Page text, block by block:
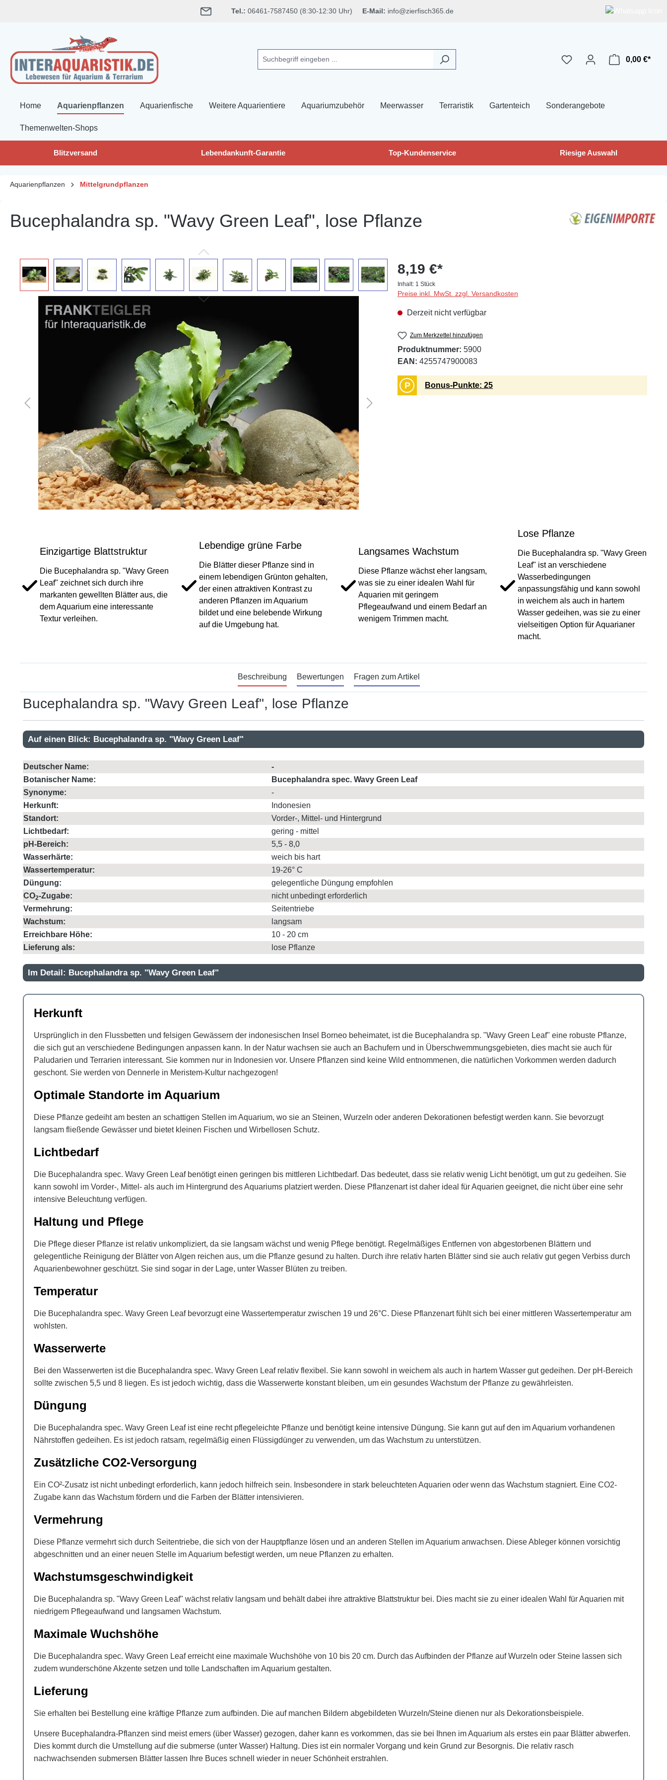
Tel.: 06461-7587450 (8:30-12:30 Uhr) E-Mail: info@zierfisch365.de
0,00 €*
Home Aquarienpflanzen Aquarienfische Weitere Aquarientiere Aquariumzubehör Meerwasser Terraristik Gartenteich Sonderangebote
Themenwelten-Shops
Blitzversand Lebendankunft-Garantie Top-Kundenservice Riesige Auswahl
Aquarienpflanzen Mittelgrundpflanzen
Bucephalandra sp. "Wavy Green Leaf", lose Pflanze
8,19 €*
Inhalt: 1 Stück
Preise inkl. MwSt. zzgl. Versandkosten
Derzeit nicht verfügbar
Zum Merkzettel hinzufügen
Produktnummer: 5900
EAN: 4255747900083
P Bonus-Punkte: 25
Einzigartige Blattstruktur
Die Bucephalandra sp. "Wavy Green
Leaf" zeichnet sich durch ihre
markanten gewellten Blätter aus, die
dem Aquarium eine interessante
Textur verleihen.
Lebendige grüne Farbe
Die Blätter dieser Pflanze sind in
einem lebendigen Grünton gehalten,
der einen attraktiven Kontrast zu
anderen Pflanzen im Aquarium
bildet und eine belebende Wirkung
auf die Umgebung hat.
Langsames Wachstum
Diese Pflanze wächst eher langsam,
was sie zu einer idealen Wahl für
Aquarien mit geringem
Pflegeaufwand und einem Bedarf an
wenigem Trimmen macht.
Lose Pflanze
Die Bucephalandra sp. "Wavy Green
Leaf" ist an verschiedene
Wasserbedingungen
anpassungsfähig und kann sowohl
in weichem als auch in hartem
Wasser gedeihen, was sie zu einer
vielseitigen Option für Aquarianer
macht.
Beschreibung Bewertungen Fragen zum Artikel
Bucephalandra sp. "Wavy Green Leaf", lose Pflanze
Auf einen Blick: Bucephalandra sp. "Wavy Green Leaf"
Deutscher Name:
-
Botanischer Name:
Bucephalandra spec. Wavy Green Leaf
Synonyme:
-
Herkunft:
Indonesien
Standort:
Vorder-, Mittel- und Hintergrund
Lichtbedarf:
gering - mittel
pH-Bereich:
5,5 - 8,0
Wasserhärte:
weich bis hart
Wassertemperatur:
19-26° C
Düngung:
gelegentliche Düngung empfohlen
CO2-Zugabe:
nicht unbedingt erforderlich
Vermehrung:
Seitentriebe
Wachstum:
langsam
Erreichbare Höhe:
10 - 20 cm
Lieferung als:
lose Pflanze
Im Detail: Bucephalandra sp. "Wavy Green Leaf"
Herkunft
Ursprünglich in den Flussbetten und felsigen Gewässern der indonesischen Insel Borneo beheimatet, ist die Bucephalandra sp. "Wavy Green Leaf" eine robuste Pflanze,
die sich gut an verschiedene Bedingungen anpassen kann. In der Natur wachsen sie auch an Bachufern und in Überschwemmungsgebieten, dies macht sie auch für
Paludarien und Terrarien interessant. Sie kommen nur in Indonesien vor. Unsere Pflanzen sind keine Wild entnommenen, die natürlichen Vorkommen werden dadurch
geschont. Sie werden von Dennerle in Meristem-Kultur nachgezogen!
Optimale Standorte im Aquarium
Diese Pflanze gedeiht am besten an schattigen Stellen im Aquarium, wo sie an Steinen, Wurzeln oder anderen Dekorationen befestigt werden kann. Sie bevorzugt
langsam fließende Gewässer und bietet kleinen Fischen und Wirbellosen Schutz.
Lichtbedarf
Die Bucephalandra spec. Wavy Green Leaf benötigt einen geringen bis mittleren Lichtbedarf. Das bedeutet, dass sie relativ wenig Licht benötigt, um gut zu gedeihen. Sie
kann sowohl im Vorder-, Mittel- als auch im Hintergrund des Aquariums platziert werden. Diese Pflanzenart ist daher ideal für Aquarien geeignet, die nicht über eine sehr
intensive Beleuchtung verfügen.
Haltung und Pflege
Die Pflege dieser Pflanze ist relativ unkompliziert, da sie langsam wächst und wenig Pflege benötigt. Regelmäßiges Entfernen von abgestorbenen Blättern und
gelegentliche Reinigung der Blätter von Algen reichen aus, um die Pflanze gesund zu halten. Durch ihre relativ harten Blätter sind sie auch relativ gut gegen Verbiss durch
Aquarienbewohner geschützt. Sie sind sogar in der Lage, unter Wasser Blüten zu treiben.
Temperatur
Die Bucephalandra spec. Wavy Green Leaf bevorzugt eine Wassertemperatur zwischen 19 und 26°C. Diese Pflanzenart fühlt sich bei einer mittleren Wassertemperatur am
wohlsten.
Wasserwerte
Bei den Wasserwerten ist die Bucephalandra spec. Wavy Green Leaf relativ flexibel. Sie kann sowohl in weichem als auch in hartem Wasser gut gedeihen. Der pH-Bereich
sollte zwischen 5,5 und 8 liegen. Es ist jedoch wichtig, dass die Wasserwerte konstant bleiben, um ein gesundes Wachstum der Pflanze zu gewährleisten.
Düngung
Die Bucephalandra spec. Wavy Green Leaf ist eine recht pflegeleichte Pflanze und benötigt keine intensive Düngung. Sie kann gut auf den im Aquarium vorhandenen
Nährstoffen gedeihen. Es ist jedoch ratsam, regelmäßig einen Flüssigdünger zu verwenden, um das Wachstum zu unterstützen.
Zusätzliche CO2-Versorgung
Ein CO²-Zusatz ist nicht unbedingt erforderlich, kann jedoch hilfreich sein. Insbesondere in stark beleuchteten Aquarien oder wenn das Wachstum stagniert. Eine CO2-
Zugabe kann das Wachstum fördern und die Farben der Blätter intensivieren.
Vermehrung
Diese Pflanze vermehrt sich durch Seitentriebe, die sich von der Hauptpflanze lösen und an anderen Stellen im Aquarium anwachsen. Diese Ableger können vorsichtig
abgeschnitten und an einer neuen Stelle im Aquarium befestigt werden, um neue Pflanzen zu erhalten.
Wachstumsgeschwindigkeit
Die Bucephalandra sp. "Wavy Green Leaf" wächst relativ langsam und behält dabei ihre attraktive Blattstruktur bei. Dies macht sie zu einer idealen Wahl für Aquarien mit
niedrigem Pflegeaufwand und langsamen Wachstum.
Maximale Wuchshöhe
Die Bucephalandra spec. Wavy Green Leaf erreicht eine maximale Wuchshöhe von 10 bis 20 cm. Durch das Aufbinden der Pflanze auf Wurzeln oder Steine lassen sich
zudem wunderschöne Akzente setzen und tolle Landschaften im Aquarium gestalten.
Lieferung
Sie erhalten bei Bestellung eine kräftige Pflanze zum aufbinden. Die auf manchen Bildern abgebildeten Wurzeln/Steine dienen nur als Dekorationsbeispiele.
Unsere Bucephalandra-Pflanzen sind meist emers (über Wasser) gezogen, daher kann es vorkommen, das sie bei Ihnen im Aquarium als erstes ein paar Blätter abwerfen.
Dies kommt durch die Umstellung auf die submerse (unter Wasser) Haltung. Dies ist ein normaler Vorgang und kein Grund zur Besorgnis. Die relativ rasch
nachwachsenden submersen Blätter lassen Ihre Buces schnell wieder in neuer Schönheit erstrahlen.